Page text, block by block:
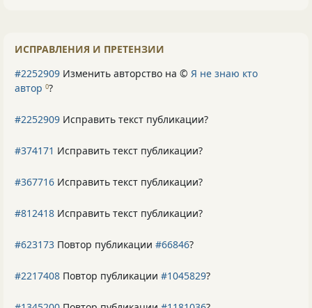
ИСПРАВЛЕНИЯ И ПРЕТЕНЗИИ
#2252909 Изменить авторство на © Я не знаю кто
автор 0?
#2252909 Исправить текст публикации?
#374171 Исправить текст публикации?
#367716 Исправить текст публикации?
#812418 Исправить текст публикации?
#623173 Повтор публикации #66846?
#2217408 Повтор публикации #1045829?